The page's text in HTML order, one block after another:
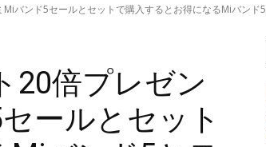
バンド5セールとセットで購入するとお得になるMiバン
20倍プレゼン
ールとセット